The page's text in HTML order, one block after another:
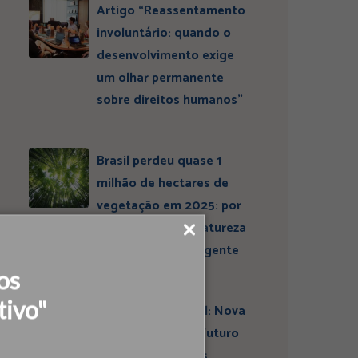
Artigo “Reassentamento
involuntário: quando o
desenvolvimento exige
um olhar permanente
sobre direitos humanos”
Brasil perdeu quase 1
milhão de hectares de
vegetação em 2025: por
que conservar a natureza
continua sendo urgente
Entrevista ESBrasil: Nova
liderança projeta futuro